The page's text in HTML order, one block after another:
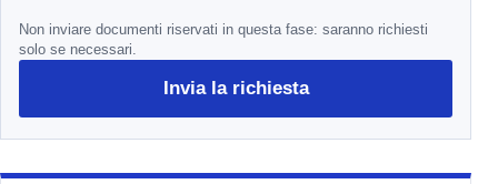
Non inviare documenti riservati in questa fase: saranno richiesti
solo se necessari.
Invia la richiesta